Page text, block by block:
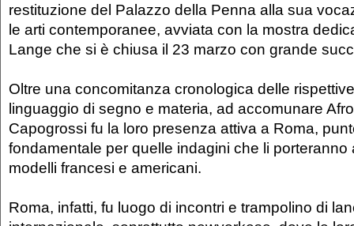
restituzione del Palazzo della Penna alla sua
le arti contemporanee, avviata con la mostra
Lange che si è chiusa il 23 marzo con grande
Oltre una concomitanza cronologica delle
linguaggio di segno e materia, ad accomunare
Capogrossi fu la loro presenza attiva a Roma,
fondamentale per quelle indagini che li porteranno
modelli francesi e americani.
Roma, infatti, fu luogo di incontri e trampolino di